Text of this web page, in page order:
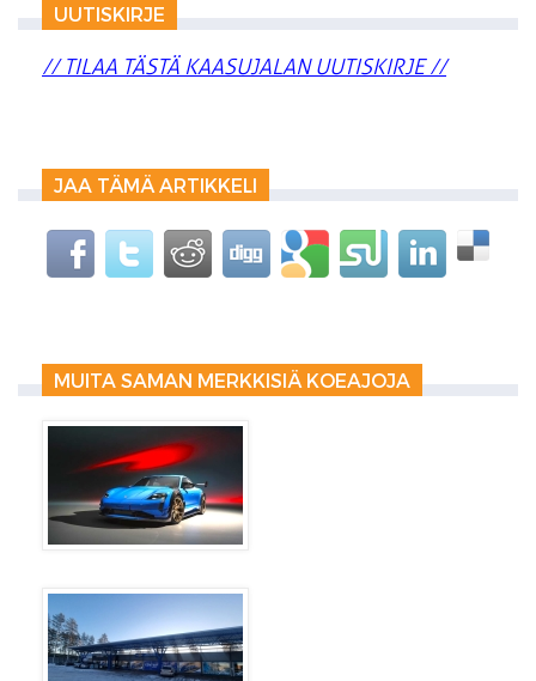
UUTISKIRJE
// TILAA TÄSTÄ KAASUJALAN UUTISKIRJE //
JAA TÄMÄ ARTIKKELI
MUITA SAMAN MERKKISIÄ KOEAJOJA